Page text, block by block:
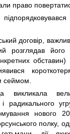
право
договір,
розглядав його
сеймом.
викликала
нового 20-
полку,